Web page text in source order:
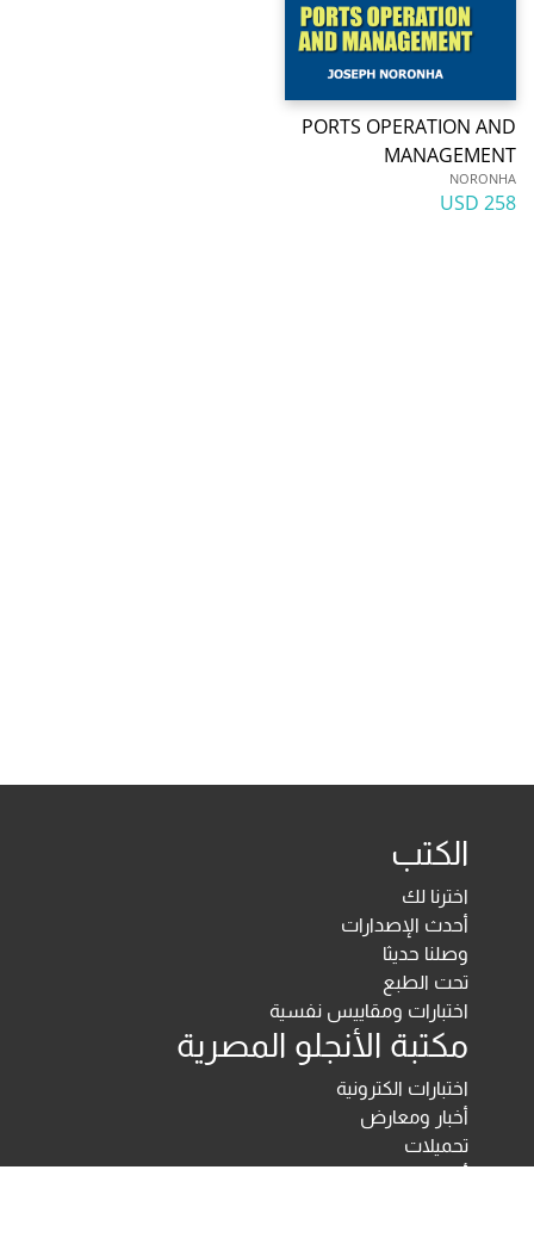
PORTS OPERATION AND
MANAGEMENT
NORONHA
258 USD
الكتب
اخترنا لك
أحدث الإصدارات
وصلنا حديثا
تحت الطبع
اختبارات ومقاييس نفسية
مكتبة الأنجلو المصرية
اختبارات الكترونية
أخبار ومعارض
تحميلات
أخبار